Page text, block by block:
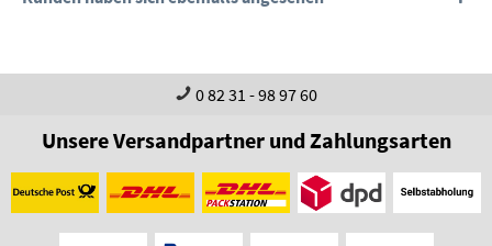
0 82 31 - 98 97 60
Unsere Versandpartner und Zahlungsarten